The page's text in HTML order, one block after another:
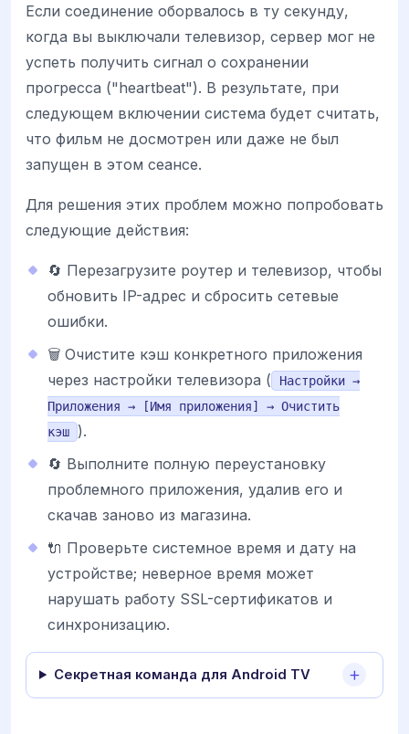
Если соединение оборвалось в ту секунду,
когда вы выключали телевизор, сервер мог не
успеть получить сигнал о сохранении
прогресса ("heartbeat"). В результате, при
следующем включении система будет считать,
что фильм не досмотрен или даже не был
запущен в этом сеансе.
Для решения этих проблем можно попробовать
следующие действия:
🔄 Перезагрузите роутер и телевизор, чтобы
обновить IP-адрес и сбросить сетевые
ошибки.
🗑️ Очистите кэш конкретного приложения
через настройки телевизора (
Настройки →
Приложения → [Имя приложения] → Очистить
кэш
).
🔄 Выполните полную переустановку
проблемного приложения, удалив его и
скачав заново из магазина.
🔌 Проверьте системное время и дату на
устройстве; неверное время может
нарушать работу SSL-сертификатов и
синхронизацию.
Секретная команда для Android TV